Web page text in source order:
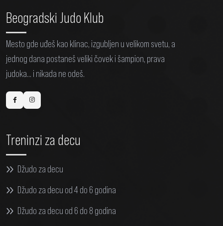
Beogradski Judo Klub
Mesto gde uđeš kao klinac, izgubljen u velikom svetu, a
jednog dana postaneš veliki čovek i šampion, prava
judoka... i nikada ne odeš.
Treninzi za decu
Džudo za decu
Džudo za decu od 4 do 6 godina
Džudo za decu od 6 do 8 godina